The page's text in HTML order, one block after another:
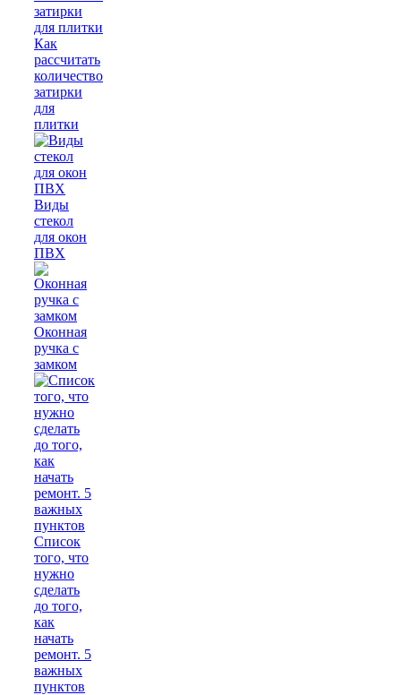
Как
рассчитать
количество
затирки
для
плитки
Виды
стекол
для окон
ПВХ
Оконная
ручка с
замком
Список
того, что
нужно
сделать
до того,
как
начать
ремонт. 5
важных
пунктов